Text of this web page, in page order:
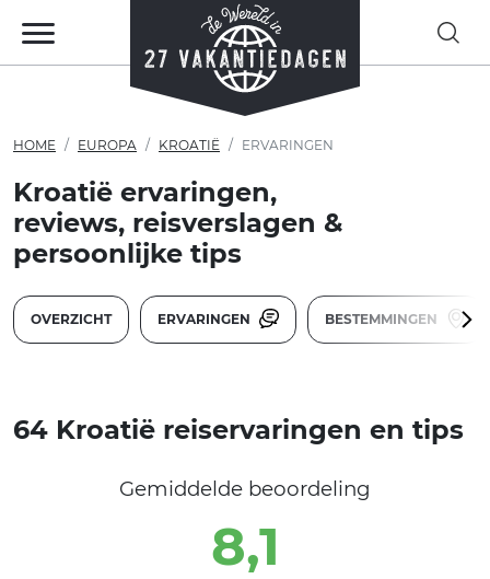
HOME EUROPA KROATIË ERVARINGEN
Kroatië ervaringen,
reviews, reisverslagen &
persoonlijke tips
OVERZICHT ERVARINGEN BESTEMMINGEN
64 Kroatië reiservaringen en tips
Gemiddelde beoordeling
8,1